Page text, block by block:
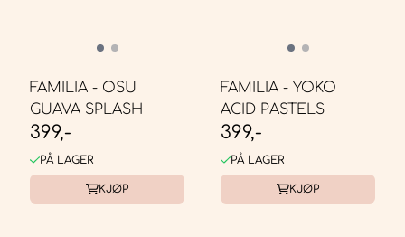
FAMILIA - OSU
GUAVA SPLASH
399,-
PÅ LAGER
KJØP
FAMILIA - YOKO
ACID PASTELS
399,-
PÅ LAGER
KJØP